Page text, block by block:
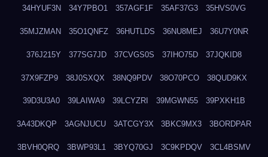
34HYUF3N 34Y7PBO1 357AGF1F 35AF37G3 35HVS0VG
35MJZMAN 35O1QNFZ 36HUTLDS 36NU8MEJ 36U7Y0NR
376J215Y 377SG7JD 37CVGS0S 37IHO75D 37JQKID8
37X9FZP9 38J0SXQX 38NQ9PDV 38O70PCO 38QUD9KX
39D3U3A0 39LAIWA9 39LCYZRI 39MGWN55 39PXKH1B
3A43DKQP 3AGNJUCU 3ATCGY3X 3BKC9MX3 3BORDPAR
3BVH0QRQ 3BWP93L1 3BYQ70GJ 3C9KPDQV 3CL4BSMV